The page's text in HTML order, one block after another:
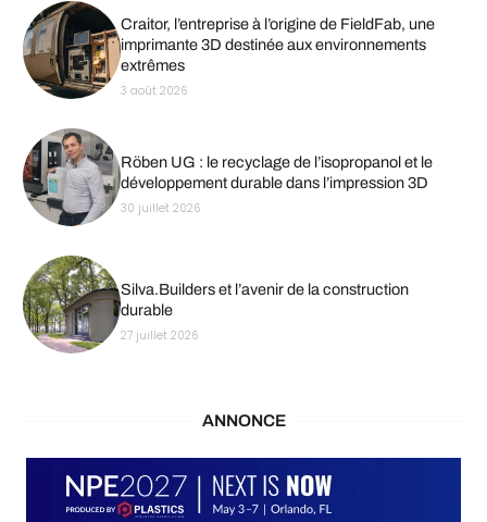
Craitor, l’entreprise à l’origine de FieldFab, une
imprimante 3D destinée aux environnements
extrêmes
3 août 2026
Röben UG : le recyclage de l’isopropanol et le
développement durable dans l’impression 3D
30 juillet 2026
Silva.Builders et l’avenir de la construction
durable
27 juillet 2026
ANNONCE